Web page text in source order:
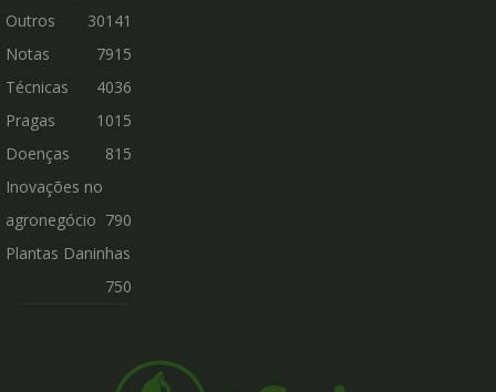
30141
Outros
7915
Notas
Técnicas
4036
Pragas
1015
Doenças
815
Inovações no
agronegócio 790
Plantas Daninhas
750